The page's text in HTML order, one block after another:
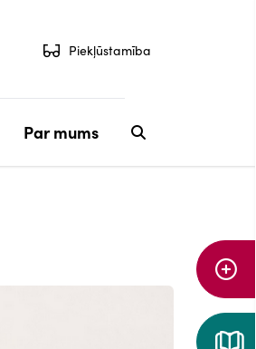
Piekļūstamība
Par mums